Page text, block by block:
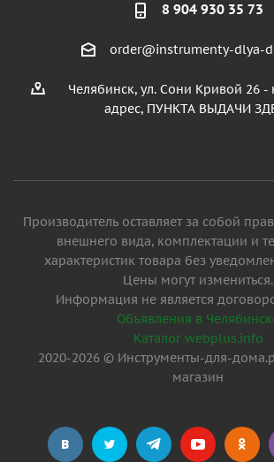
8 904 930 35 73
order@instrumenty-dlya-
Челябинск, ул. Сони Кривой 26
адрес, ПУНКТА ВЫДАЧИ
Производитель оставляет за собой
внешнего вида, комплектации и
характеристик товара без
Цены могут измениться.
Информация не является
Объявления в
Каталог webplus.info
2020-2026 © Инструменты-для-
магазин